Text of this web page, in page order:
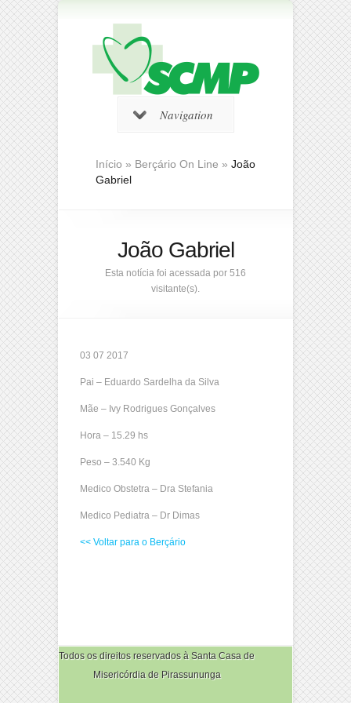
Navigation
Início » Berçário On Line » João
Gabriel
João Gabriel
Esta notícia foi acessada por 516
visitante(s).
03 07 2017
Pai – Eduardo Sardelha da Silva
Mãe – Ivy Rodrigues Gonçalves
Hora – 15.29 hs
Peso – 3.540 Kg
Medico Obstetra – Dra Stefania
Medico Pediatra – Dr Dimas
<< Voltar para o Berçário
Todos os direitos reservados à Santa Casa de
Misericórdia de Pirassununga